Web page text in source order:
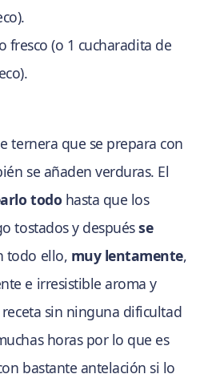
fresco (o 1 cucharadita de
ternera que se prepara con
se añaden verduras. El
todo hasta que los
tostados y despuésse
todo ello, muy lentamente,
e irresistible aroma y
receta sin ninguna dificultad
horas por lo que es
bastante antelación si lo